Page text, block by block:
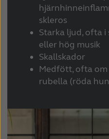
Kazakhstan
Latinoamérica
New Zealand
Schweiz
Türkçe
skleros
Starka ljud, ofta
eller hög musik
Skallskador
Medfött, ofta
rubella (röda